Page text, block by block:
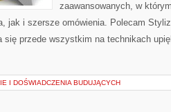
zaawansowanych, w
jak i szersze omówienia. Polecam
się przede wszystkim na technikach
I DOŚWIADCZENIA BUDUJĄCYCH